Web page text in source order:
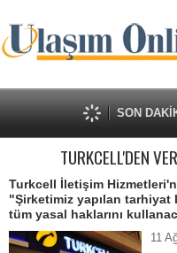
SON
TURKCELL'DEN
Turkcell İletişim
"Şirketimiz yapılan tarhiyat
tüm yasal haklarını
11